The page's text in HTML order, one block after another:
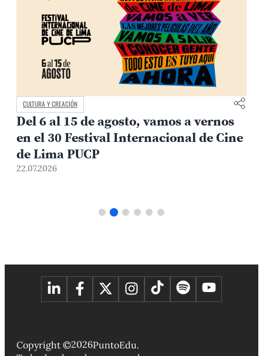
CULTURA Y CREACIÓN
Del 6 al 15 de agosto, vamos a vernos
en el 30 Festival Internacional de Cine
de Lima PUCP
22.07.2026
Copyright ©2026PuntoEdu.